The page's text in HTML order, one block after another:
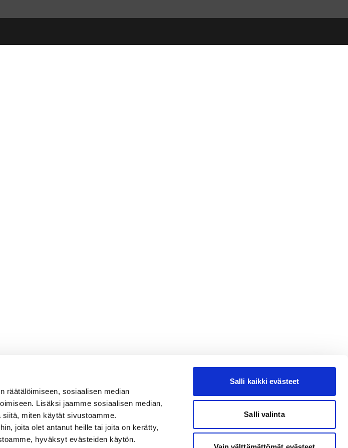
räätälöimiseen, sosiaalisen median
Lisäksi jaamme sosiaalisen median,
miten käytät sivustoamme.
joita olet antanut heille tai joita on kerätty,
hyväksyt evästeiden käytön.
Salli kaikki evästeet
Salli valinta